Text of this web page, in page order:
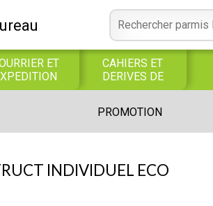
ET
CAHIERS ET
DERIVES DE
PAPIER
INFORMATIQUES
PROMOTION
INDIVIDUEL ECO